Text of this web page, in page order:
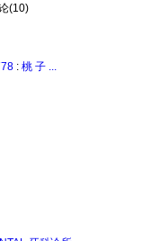
(10)
: 桃 子 ...